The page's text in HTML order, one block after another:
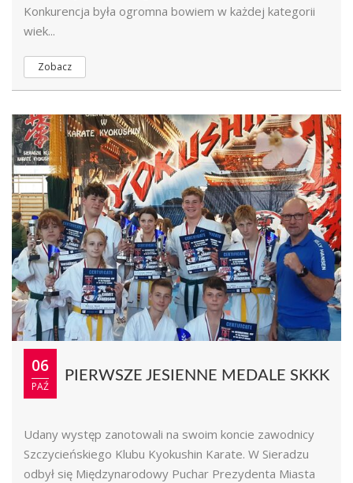
Konkurencja była ogromna bowiem w każdej kategorii
wiek...
Zobacz
06
PAŹ
PIERWSZE JESIENNE MEDALE SKKK
Udany występ zanotowali na swoim koncie zawodnicy
Szczycieńskiego Klubu Kyokushin Karate. W Sieradzu
odbył się Międzynarodowy Puchar Prezydenta Miasta